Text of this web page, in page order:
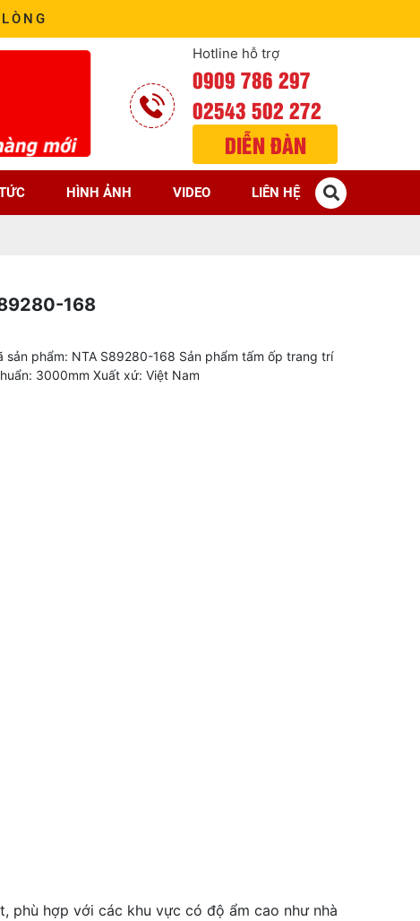
Hotline hỗ trợ
0909 786 297
02543 502 272
DIỄN ĐÀN
HÌNH ẢNH VIDEO LIÊN HỆ
168
phẩm: NTA S89280-168 Sản phẩm tấm ốp trang trí
3000mm Xuất xứ: Việt Nam
phù hợp với các khu vực có độ ẩm cao như nhà